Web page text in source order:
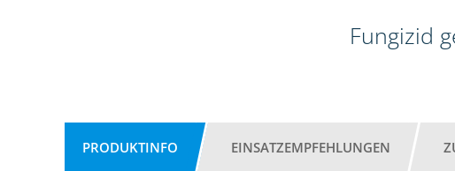
Fungizid
PRODUKTINFO EINSATZEMPFEHLUNGEN